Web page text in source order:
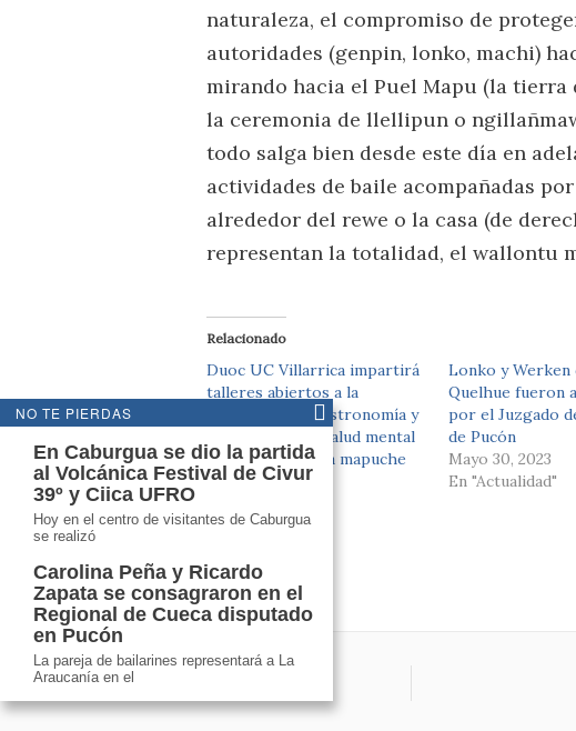
naturaleza, el compromiso de
autoridades (genpin, lonko, machi)
mirando hacia el Puel Mapu (la
la ceremonia de llellipun o
todo salga bien desde este día en
actividades de baile acompañadas
alrededor del rewe o la casa (de
representan la totalidad, el wallontu
Relacionado
Duoc UC Villarrica impartirá
talleres abiertos a la
comunidad de gastronomía y
autocuidado de salud mental
desde la medicina mapuche
Junio 13, 2023
Lonko y Werken
Quelhue fueron
por el Juzgado
de Pucón
Mayo 30, 2023
En "Actualidad"
NO TE PIERDAS
En Caburgua se dio la partida
al Volcánica Festival de Civur
39º y Ciica UFRO
Hoy en el centro de visitantes de Caburgua
se realizó
Carolina Peña y Ricardo
Zapata se consagraron en el
Regional de Cueca disputado
en Pucón
La pareja de bailarines representará a La
Araucanía en el